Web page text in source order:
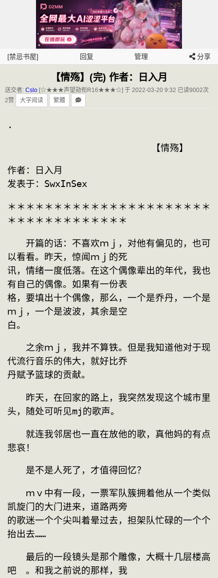
[禁忌书屋] 回复 管理 分享
【情殇】(完) 作者：日入月
送交者: Cslo [☆★★★声望勋衔R16★★★☆] 于 2022-03-20 9:32 已读9002次
2赞
大字阅读 繁體
.
【情殇】
作者：日入月
发表于：SwxInSex
＊＊＊＊＊＊＊＊＊＊＊＊＊＊＊＊＊＊＊＊＊＊
＊＊＊＊＊＊＊＊＊＊＊＊＊
开篇的话：不喜欢ｍｊ，对他有偏见的，也可
以看看。昨天，惊闻ｍｊ的死
讯，情绪一度低落。在这个偶像辈出的年代，我也
有自己的偶像。如果有一份表
格，要填出十个偶像，那么，一个是乔丹，一个是
ｍｊ，一个是波波，其余是空
白。
之余ｍｊ，我并不算铁。但是我知道他对于现
代流行音乐的伟大，就好比乔
丹赋予篮球的贡献。
昨天，在回家的路上，我突然发现这个城市里
头，随处可听见mj的歌声。
就连我邻居也一直在放他的歌，真他妈的有点
悲哀！
是不是人死了，才值得回忆？
ｍｖ中有一段，一票军队簇拥着他从一个类似
凯旋门的大门进来，道路两旁
的歌迷一个个尖叫着晕过去，担架队忙碌的一个个
抬出去……
最后的一段镜头是那个雕像，大概十几层楼高
吧　。和我之前说的那样，我